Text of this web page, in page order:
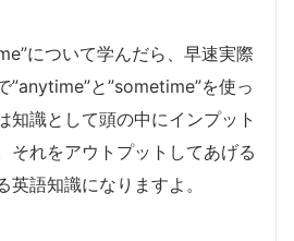
について学んだら、早速実際
”anytime”と”sometime”を使っ
知識として頭の中にインプット
それをアウトプットしてあげる
英語知識になりますよ。